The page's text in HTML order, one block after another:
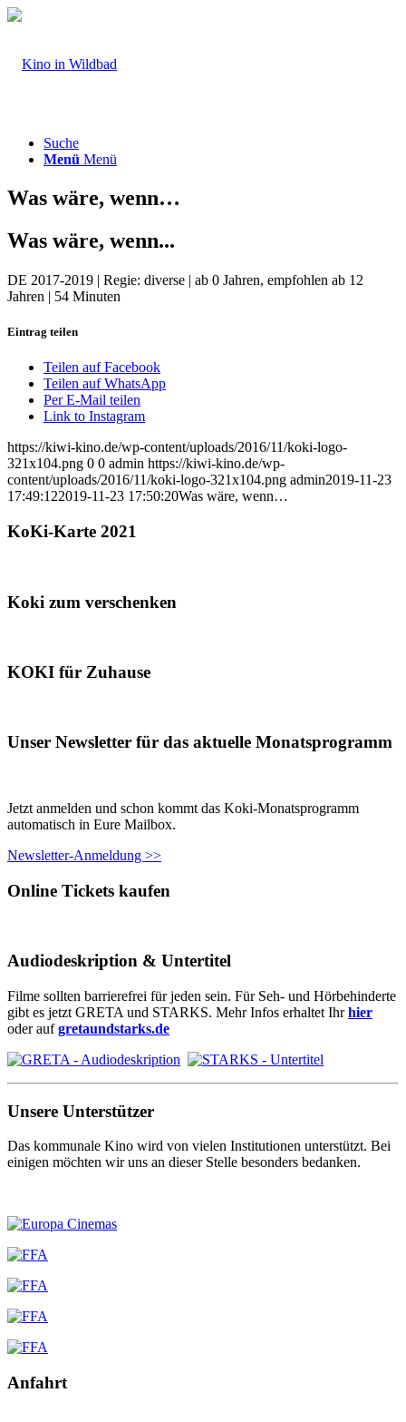
Suche
Menü Menü
Was wäre, wenn…
Was wäre, wenn...
DE 2017-2019 | Regie: diverse | ab 0 Jahren, empfohlen ab 12
Jahren | 54 Minuten
Eintrag teilen
Teilen auf Facebook
Teilen auf WhatsApp
Per E-Mail teilen
Link to Instagram
https://kiwi-kino.de/wp-content/uploads/2016/11/koki-logo-
321x104.png 0 0 admin https://kiwi-kino.de/wp-
content/uploads/2016/11/koki-logo-321x104.png admin2019-11-23
17:49:122019-11-23 17:50:20Was wäre, wenn…
KoKi-Karte 2021
Koki zum verschenken
KOKI für Zuhause
Unser Newsletter für das aktuelle Monatsprogramm
Jetzt anmelden und schon kommt das Koki-Monatsprogramm
automatisch in Eure Mailbox.
Newsletter-Anmeldung >>
Online Tickets kaufen
Audiodeskription & Untertitel
Filme sollten barrierefrei für jeden sein. Für Seh- und Hörbehinderte
gibt es jetzt GRETA und STARKS. Mehr Infos erhaltet Ihrhier
oder aufgretaundstarks.de
Unsere Unterstützer
Das kommunale Kino wird von vielen Institutionen unterstützt. Bei
einigen möchten wir uns an dieser Stelle besonders bedanken.
Anfahrt